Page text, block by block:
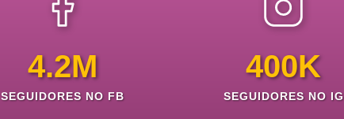
4.2M
SEGUIDORES NO FB
400K
SEGUIDORES NO IG